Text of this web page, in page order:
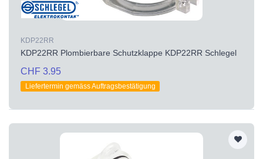
KDP22RR
KDP22RR Plombierbare Schutzklappe KDP22RR Schlegel
CHF 3.95
Liefertermin gemäss Auftragsbestätigung